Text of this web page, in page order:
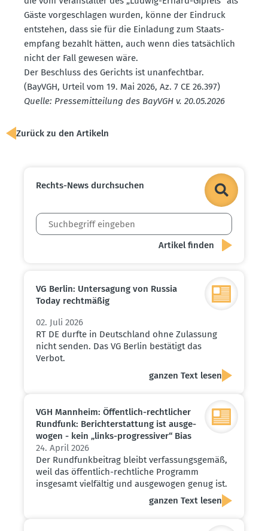
Gäste vorge­schlagen wurden, könne der Eindruck
entstehen, dass sie für die Einladung zum Staats­
empfang bezahlt hätten, auch wenn dies tatsächlich
nicht der Fall gewesen wäre.
Der Beschluss des Gerichts ist unanfechtbar.
(BayVGH, Urteil vom 19. Mai 2026, Az. 7 CE 26.397)
Quelle: Presse­mit­teilung des BayVGH v. 20.05.2026
Zurück zu den Artikeln
Rechts-News durch­suchen
VG Berlin: Unter­sagung von Russia
Today recht­mäßig
02. Juli 2026
RT DE durfte in Deutschland ohne Zulassung
nicht senden. Das VG Berlin bestätigt das
Verbot.
ganzen Text lesen
VGH Mannheim: Öffentlich-recht­licher
Rundfunk: Bericht­erstattung ist ausge­
wogen - kein „links-progres­siver“ Bias
24. April 2026
Der Rundfunkbeitrag bleibt verfassungsgemäß,
weil das öffentlich-rechtliche Programm
insgesamt vielfältig und ausgewogen genug ist.
ganzen Text lesen